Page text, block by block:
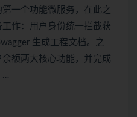
一个功能微服务，在此之
作：用户身份统一拦截获
生成工程文档。之
额两大核心功能，并完成
…